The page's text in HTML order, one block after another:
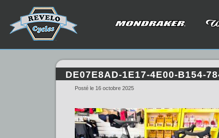
DE07E8AD-1E17-4E00-B154-
Posté le 16 octobre 2025